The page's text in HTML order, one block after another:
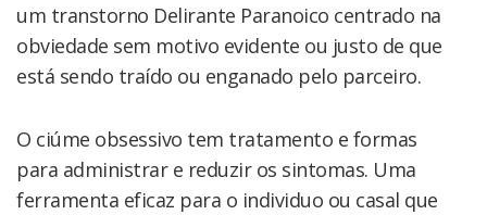
um transtorno Delirante Paranoico centrado na
obviedade sem motivo evidente ou justo de que
está sendo traído ou enganado pelo parceiro.
O ciúme obsessivo tem tratamento e formas
para administrar e reduzir os sintomas. Uma
ferramenta eficaz para o individuo ou casal que